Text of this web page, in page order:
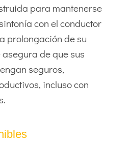
para mantenerse
con el conductor
prolongación de su
asegura de que sus
seguros,
incluso con